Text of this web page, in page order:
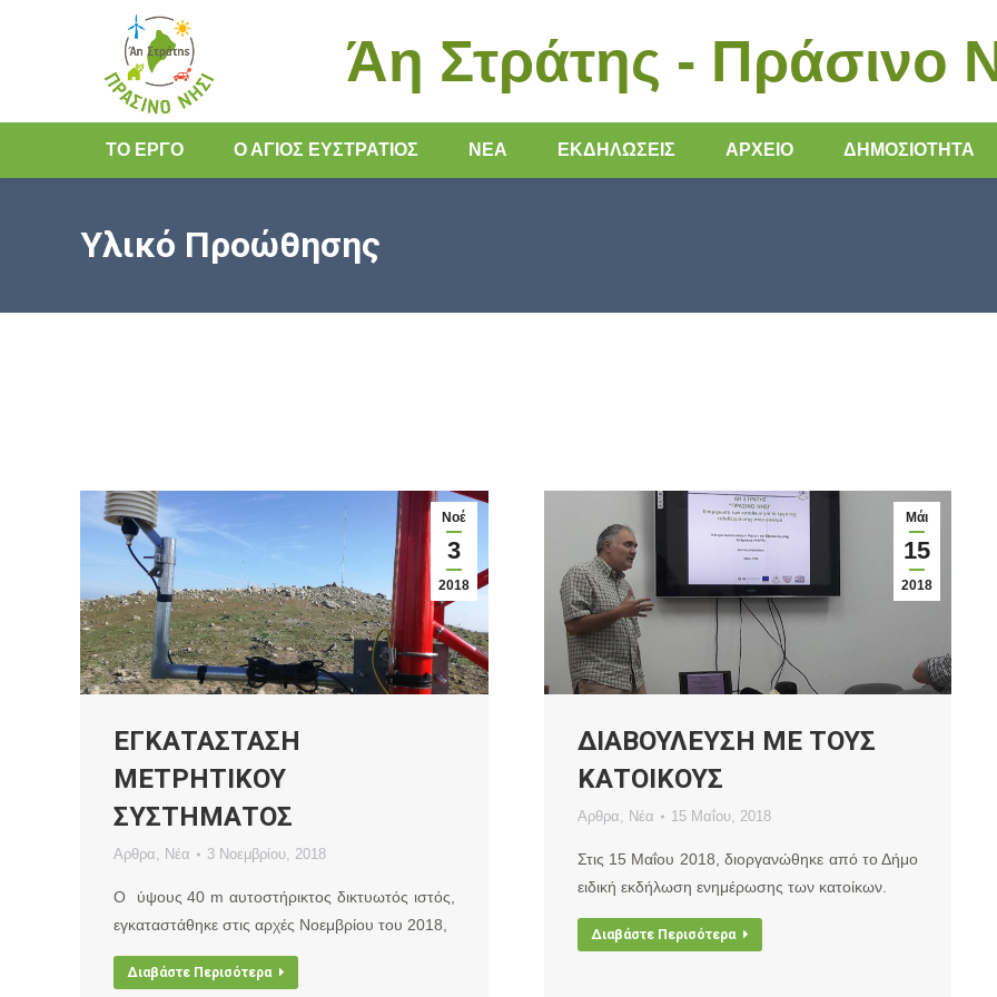
Άη Στράτης - Πράσινο
ΤΟ ΕΡΓΟ Ο ΆΓΙΟΣ ΕΥΣΤΡΆΤΙΟΣ ΝΈΑ ΕΚΔΗΛΏΣΕΙΣ ΑΡΧΕΙΟ ΔΗΜΟΣΙΟΤΗΤΑ
Υλικό Προώθησης
Νοέ
3
2018
ΕΓΚΑΤΑΣΤΑΣΗ
ΜΕΤΡΗΤΙΚΟΥ
ΣΥΣΤΗΜΑΤΟΣ
Αρθρα, Νέα 3 Νοεμβρίου, 2018
Ο ύψους 40 m αυτοστήρικτος δικτυωτός ιστός,
εγκαταστάθηκε στις αρχές Νοεμβρίου του 2018,
Διαβάστε Περισότερα
Μάι
15
2018
ΔΙΑΒΟΥΛΕΥΣΗ ΜΕ ΤΟΥΣ
ΚΑΤΟΙΚΟΥΣ
Αρθρα, Νέα 15 Μαΐου, 2018
Στις 15 Μαΐου 2018, διοργανώθηκε από το Δήμο
ειδική εκδήλωση ενημέρωσης των κατοίκων.
Διαβάστε Περισότερα